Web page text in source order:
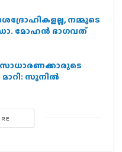
നമ്മുടെ
മോഹന്‍ ഭാഗവത്
മാറി: സുനിൽ